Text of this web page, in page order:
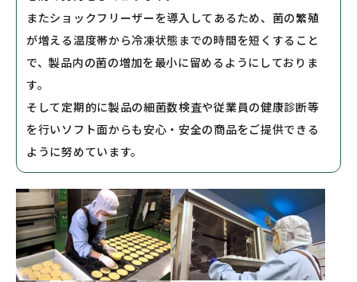
またショックフリーザーを導入してあるため、菌の繁殖
が増える温度帯から冷凍状態までの時間を短くすること
で、製品内の菌の増加を最小に留めるようにしておりま
す。
そして定期的に製品の細菌数検査や従業員の健康診断等
を行いソフト面からも安心・安全の商品をご提供できる
ように努めています。